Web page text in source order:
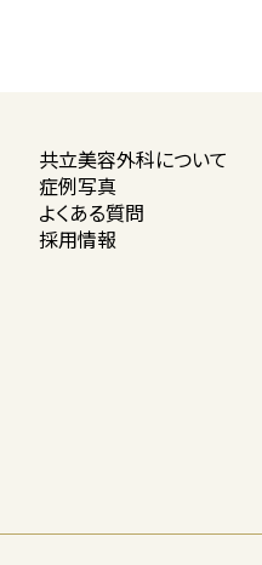
共立美容外科について
症例写真
よくある質問
採用情報